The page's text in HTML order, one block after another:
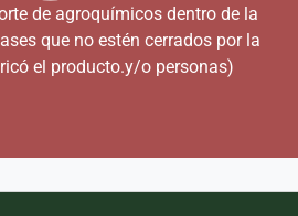
de agroquímicos dentro de la
que no estén cerrados por la
el producto.y/o personas)